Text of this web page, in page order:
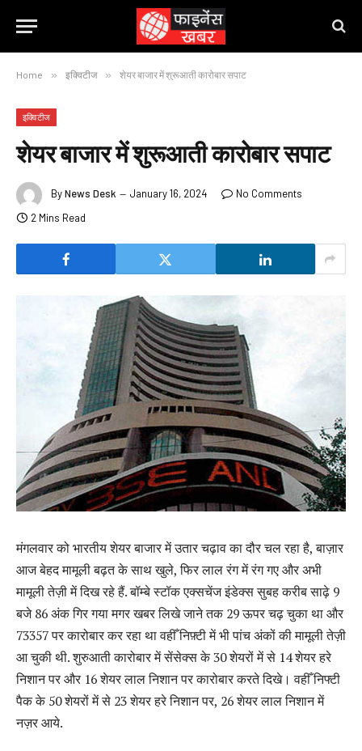
Home » इक्विटीज » शेयर बाजार में शुरूआती कारोबार सपाट
इक्विटीज
शेयर बाजार में शुरूआती कारोबार सपाट
ByNews Desk January 16, 2024
No Comments
2 Mins Read
मंगलवार को भारतीय शेयर बाजार में उतार चढ़ाव का दौर चल रहा है, बाज़ार
आज बेहद मामूली बढ़त के साथ खुले, फिर लाल रंग में रंग गए और अभी
मामूली तेज़ी में दिख रहे हैं. बॉम्बे स्टॉक एक्सचेंज इंडेक्स सुबह करीब साढ़े 9
बजे 86 अंक गिर गया मगर खबर लिखे जाने तक 29 ऊपर चढ़ चुका था और
73357 पर कारोबार कर रहा था वहीँ निफ़्टी में भी पांच अंकों की मामूली तेज़ी
आ चुकी थी. शुरुआती कारोबार में सेंसेक्स के 30 शेयरों में से 14 शेयर हरे
निशान पर और 16 शेयर लाल निशान पर कारोबार करते दिखे। वहीँ निफ्टी
पैक के 50 शेयरों में से 23 शेयर हरे निशान पर, 26 शेयर लाल निशान में
नज़र आये.